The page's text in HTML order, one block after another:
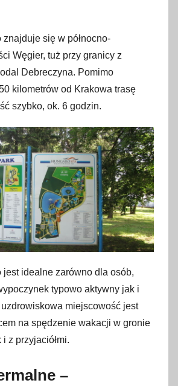
się w północno-
Węgier, tuż przy granicy z
Debreczyna. Pomimo
kilometrów od Krakowa trasę
szybko, ok. 6 godzin.
jest idealne zarówno dla osób,
typowo aktywny jak i
miejscowość jest
na spędzenie wakacji w gronie
i z przyjaciółmi.
–